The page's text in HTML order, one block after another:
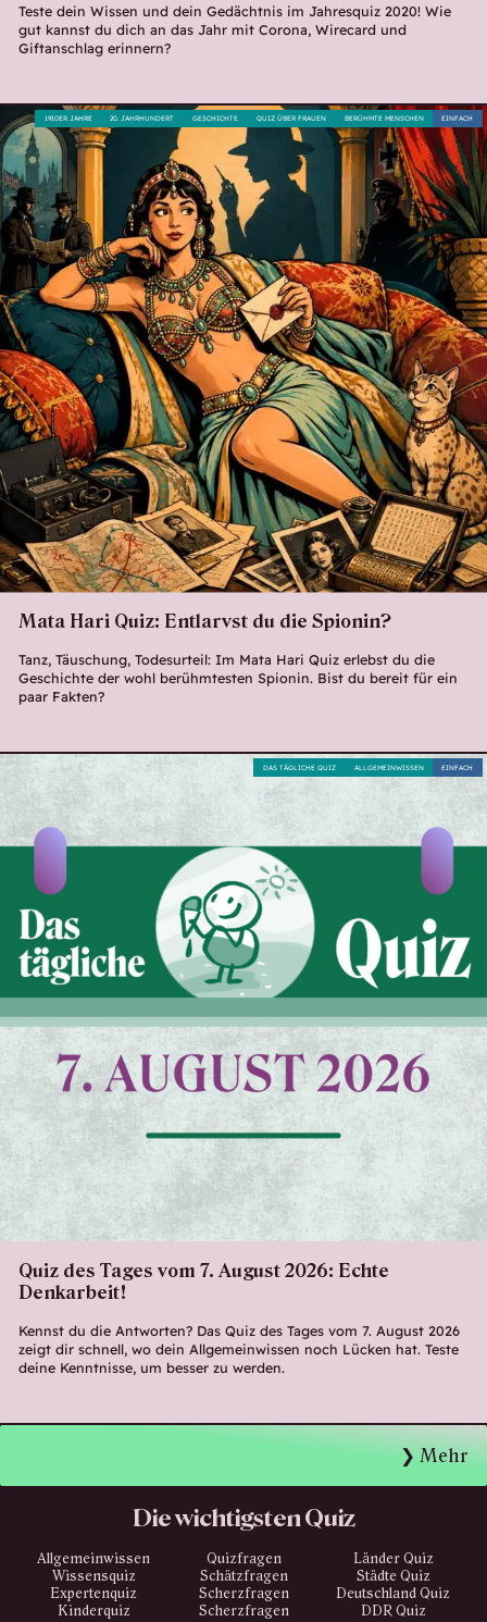
Teste dein Wissen und dein Gedächtnis im Jahresquiz 2020! Wie
gut kannst du dich an das Jahr mit Corona, Wirecard und
Giftanschlag erinnern?
Mata Hari Quiz: Entlarvst du die Spionin?
Tanz, Täuschung, Todesurteil: Im Mata Hari Quiz erlebst du die
Geschichte der wohl berühmtesten Spionin. Bist du bereit für ein
paar Fakten?
EINFACH
BERÜHMTE MENSCHEN
QUIZ ÜBER FRAUEN
GESCHICHTE
20. JAHRHUNDERT
1910ER JAHRE
Quiz des Tages vom 7. August 2026: Echte
Denkarbeit!
Kennst du die Antworten? Das Quiz des Tages vom 7. August 2026
zeigt dir schnell, wo dein Allgemeinwissen noch Lücken hat. Teste
deine Kenntnisse, um besser zu werden.
EINFACH
ALLGEMEINWISSEN
DAS TÄGLICHE QUIZ
Mehr
Die wichtigsten Quiz
Allgemeinwissen Quizfragen
Länder Quiz
Wissensquiz
Schätzfragen
Städte Quiz
Expertenquiz
Scherzfragen
Deutschland Quiz
Kinderquiz
Scherzfragen DDR Quiz